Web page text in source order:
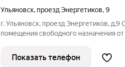
Ульяновск, проезд Энергетиков,9
г. Ульяновск, проезд Энергетиков, д.9
помещения свободного назначения от 20 до 500 м2. Арендная
располагаются 2 административных
свободными
Показать телефон